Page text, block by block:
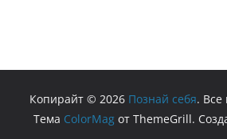
Копирайт © 2026 Познай себя.
Тема ColorMagот ThemeGrill.